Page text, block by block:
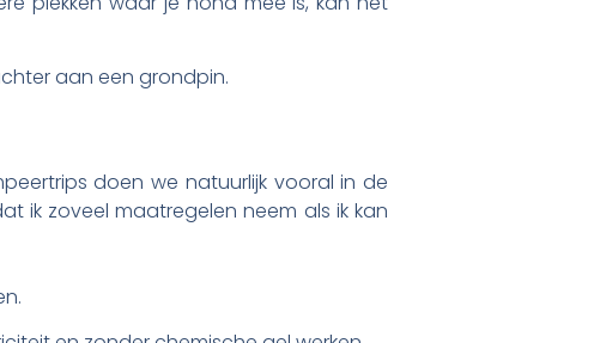
aan een grondpin.
doen we natuurlijk vooral in de
ik zoveel maatregelen neem als ik kan